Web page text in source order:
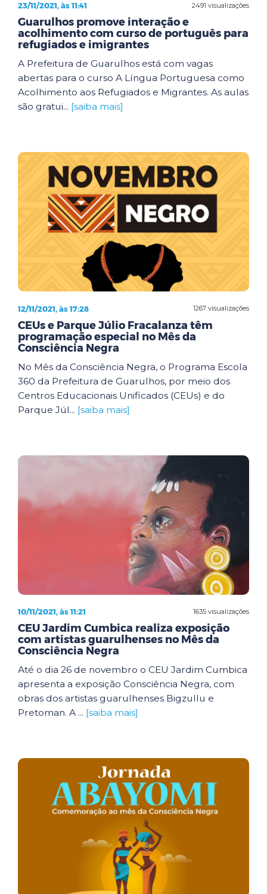
2491 visualizações
23/11/2021, às 11:41
Guarulhos promove interação e
acolhimento com curso de português para
refugiados e imigrantes
A Prefeitura de Guarulhos está com vagas
abertas para o curso A Língua Portuguesa como
Acolhimento aos Refugiados e Migrantes. As aulas
são gratui... [saiba mais]
1267 visualizações
12/11/2021, às 17:28
CEUs e Parque Júlio Fracalanza têm
programação especial no Mês da
Consciência Negra
No Mês da Consciência Negra, o Programa Escola
360 da Prefeitura de Guarulhos, por meio dos
Centros Educacionais Unificados (CEUs) e do
Parque Júl... [saiba mais]
1635 visualizações
10/11/2021, às 11:21
CEU Jardim Cumbica realiza exposição
com artistas guarulhenses no Mês da
Consciência Negra
Até o dia 26 de novembro o CEU Jardim Cumbica
apresenta a exposição Consciência Negra, com
obras dos artistas guarulhenses Bigzullu e
Pretoman. A ... [saiba mais]